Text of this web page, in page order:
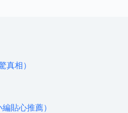
真相）
貼心推薦）